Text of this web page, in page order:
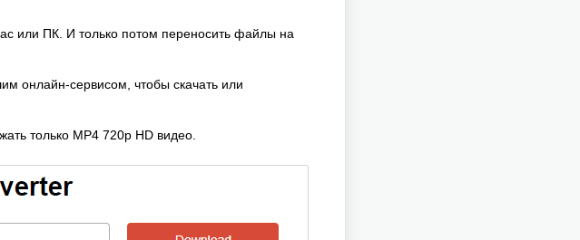
или ПК. И только потом переносить файлы на
онлайн-сервисом, чтобы скачать или
только MP4 720p HD видео.